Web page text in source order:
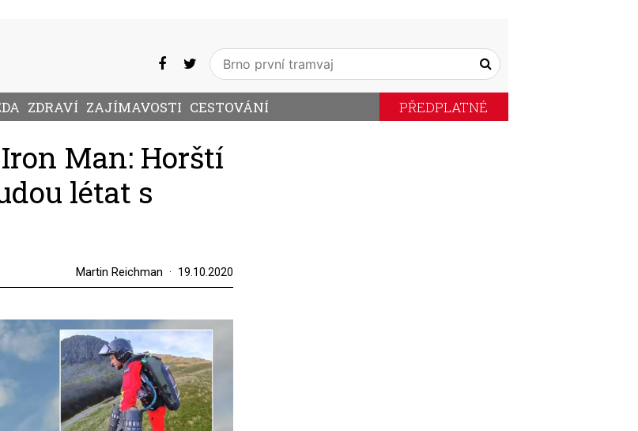
ZDRAVÍ ZAJÍMAVOSTI CESTOVÁNÍ PŘEDPLATNÉ
Man: Horští
létat s
Martin Reichman 19.10.2020